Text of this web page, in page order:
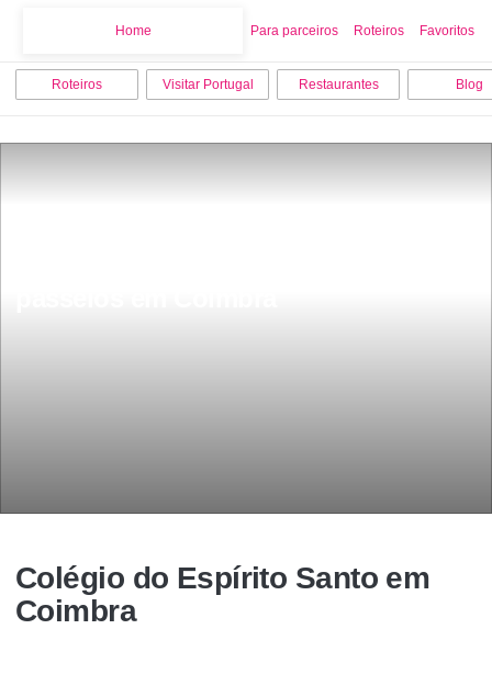
Home Para parceiros Roteiros Favoritos
Roteiros Visitar Portugal Restaurantes Blog
Colégio do Espírito Santo em
Coimbra